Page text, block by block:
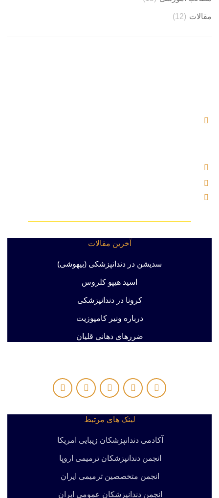
مقالات (12)
آخرین مقالات
سدیشن در دندانپزشکی (بیهوشی)
اسید هیپو کلروس
کرونا در دندانپزشکی
درباره ونیر کامپوزیت
ضررهای دهانی قلیان
لینک های مرتبط
آکادمی دندانپزشکان زیبایی امریکا
انجمن دندانپزشکان ترمیمی اروپا
انجمن متخصصین ترمیمی ایران
انجمن دندانپزشکان عمومی ایران